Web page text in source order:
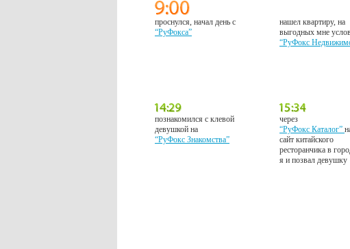
проснулся, начал день с
“РуФокса”
нашел квартиру, на
выгодных мне
“РуФокс
познакомился с клевой
девушкой на
“РуФокс Знакомства”
через
“РуФокс Каталог”
сайт китайского
ресторанчика в
я и позвал девушку